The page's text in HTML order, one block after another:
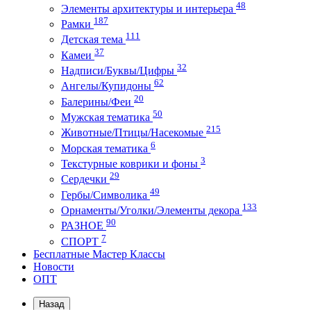
Элементы архитектуры и интерьера 48
Рамки 187
Детская тема 111
Камеи 37
Надписи/Буквы/Цифры 32
Ангелы/Купидоны 62
Балерины/Феи 20
Мужская тематика 50
Животные/Птицы/Насекомые 215
Морская тематика 6
Текстурные коврики и фоны 3
Сердечки 29
Гербы/Символика 49
Орнаменты/Уголки/Элементы декора 133
РАЗНОЕ 90
СПОРТ 7
Бесплатные Мастер Классы
Новости
ОПТ
Назад